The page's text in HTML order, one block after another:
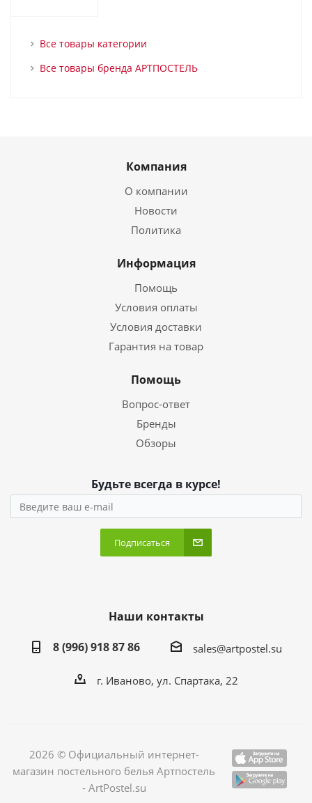
Все товары категории
Все товары бренда АРТПОСТЕЛЬ
Компания
О компании
Новости
Политика
Информация
Помощь
Условия оплаты
Условия доставки
Гарантия на товар
Помощь
Вопрос-ответ
Бренды
Обзоры
Будьте всегда в курсе!
Подписаться
Наши контакты
8 (996) 918 87 86
sales@artpostel.su
г. Иваново, ул. Спартака, 22
2026 © Официальный интернет-
магазин постельного белья Артпостель
- ArtPostel.su